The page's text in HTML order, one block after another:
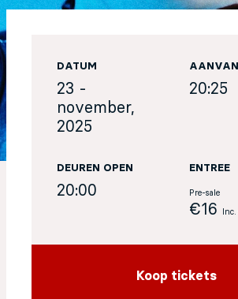
DATUM
23 -
november,
2025
20:25
DEUREN OPEN
20:00
ENTREE
Pre-sale
€16
Koop tickets